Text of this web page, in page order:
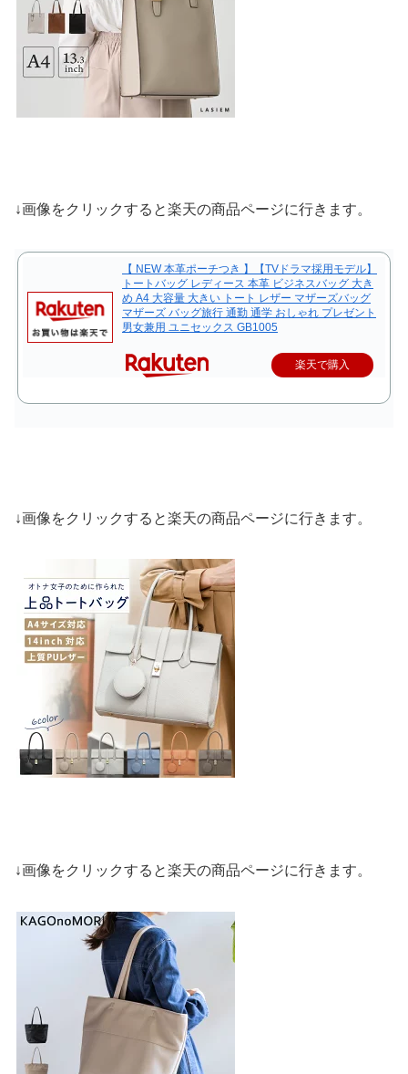
↓画像をクリックすると楽天の商品ページに行きます。
【 NEW 本革ポーチつき 】【TVドラマ採用モデル】
トートバッグ レディース 本革 ビジネスバッグ 大き
め A4 大容量 大きい トート レザー マザーズバッグ
マザーズ バッグ旅行 通勤 通学 おしゃれ プレゼント
男女兼用 ユニセックス GB1005
楽天で購入
↓画像をクリックすると楽天の商品ページに行きます。
↓画像をクリックすると楽天の商品ページに行きます。